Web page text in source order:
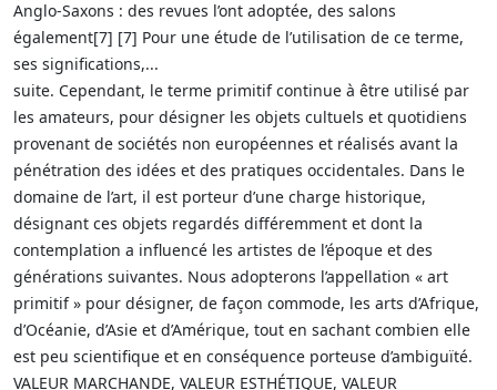
Anglo-Saxons : des revues l’ont adoptée, des salons
également[7] [7] Pour une étude de l’utilisation de ce terme,
ses significations,...
suite. Cependant, le terme primitif continue à être utilisé par
les amateurs, pour désigner les objets cultuels et quotidiens
provenant de sociétés non européennes et réalisés avant la
pénétration des idées et des pratiques occidentales. Dans le
domaine de l’art, il est porteur d’une charge historique,
désignant ces objets regardés différemment et dont la
contemplation a influencé les artistes de l’époque et des
générations suivantes. Nous adopterons l’appellation « art
primitif » pour désigner, de façon commode, les arts d’Afrique,
d’Océanie, d’Asie et d’Amérique, tout en sachant combien elle
est peu scientifique et en conséquence porteuse d’ambiguïté.
VALEUR MARCHANDE, VALEUR ESTHÉTIQUE, VALEUR